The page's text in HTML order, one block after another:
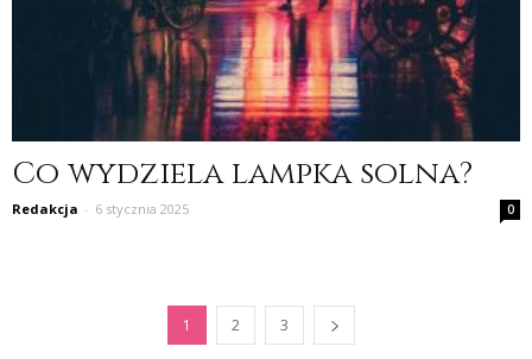
Co wydziela lampka solna?
Redakcja - 6 stycznia 2025 0
1 2 3